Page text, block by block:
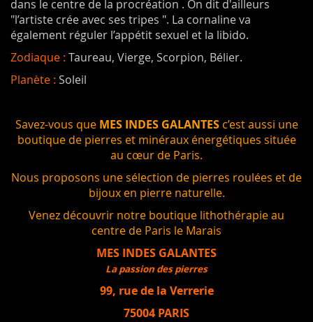
dans le centre de la procréation . On dit d'ailleurs
"l’artiste crée avec ses tripes ". La cornaline va
également réguler l’appétit sexuel et la libido.
Zodiaque : Taureau, Vierge, Scorpion, Bélier.
Planète : Soleil
Savez-vous que MES INDES GALANTESc’est aussi une
boutique de pierres et minéraux énergétiques située
au cœur de Paris.
Nous proposons une sélection de pierres roulées et de
bijoux en pierre naturelle.
Venez découvrir notre boutique lithothérapie au
centre de Paris le Marais
MES INDES GALANTES
La passion des pierres
99, rue de la Verrerie
75004 PARIS